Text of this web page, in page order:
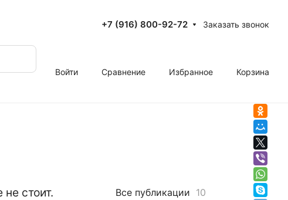
+7 (916) 800-92-72 Заказать звонок
Войти
Сравнение Избранное Корзина
стоит.
Все публикации 10